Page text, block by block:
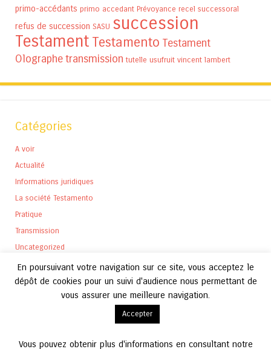
primo-accédants primo accedant Prévoyance recel successoral
refus de succession SASU succession
Testament Testamento Testament
Olographetransmission tutelle usufruit vincent lambert
Catégories
A voir
Actualité
Informations juridiques
La société Testamento
Pratique
Transmission
Uncategorized
En poursuivant votre navigation sur ce site, vous acceptez le
dépôt de cookies pour un suivi d'audience nous permettant de
vous assurer une meilleure navigation.
Accepter
Vous pouvez obtenir plus d'informations en consultant notre